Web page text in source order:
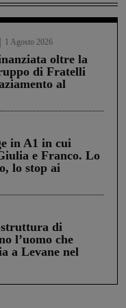
1 Agosto 2026
oltre la
di Fratelli
al
in A1 in cui
e Franco. Lo
lo stop ai
struttura di
l’uomo che
a Levane nel